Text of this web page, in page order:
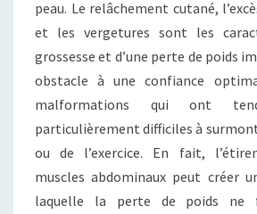
peau. Le relâchement cutané,
et les vergetures sont les
grossesse et d’une perte de poids
obstacle à une confiance
malformations qui ont
particulièrement difficiles à
ou de l’exercice. En fait,
muscles abdominaux peut créer
laquelle la perte de poids ne